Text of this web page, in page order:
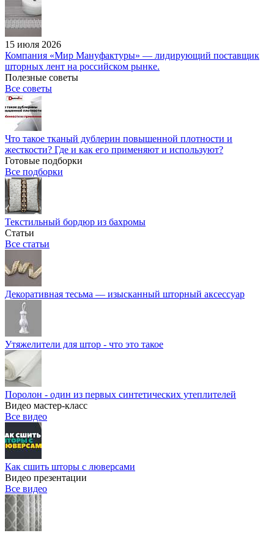
15 июля 2026
Компания «Мир Мануфактуры» — лидирующий поставщик
шторных лент на российском рынке.
Полезные советы
Все советы
Что такое тканый дублерин повышенной плотности и
жесткости? Где и как его применяют и используют?
Готовые подборки
Все подборки
Текстильный бордюр из бахромы
Статьи
Все статьи
Декоративная тесьма — изысканный шторный аксессуар
Утяжелители для штор - что это такое
Поролон - один из первых синтетических утеплителей
Видео мастер-класс
Все видео
Как сшить шторы с люверсами
Видео презентации
Все видео